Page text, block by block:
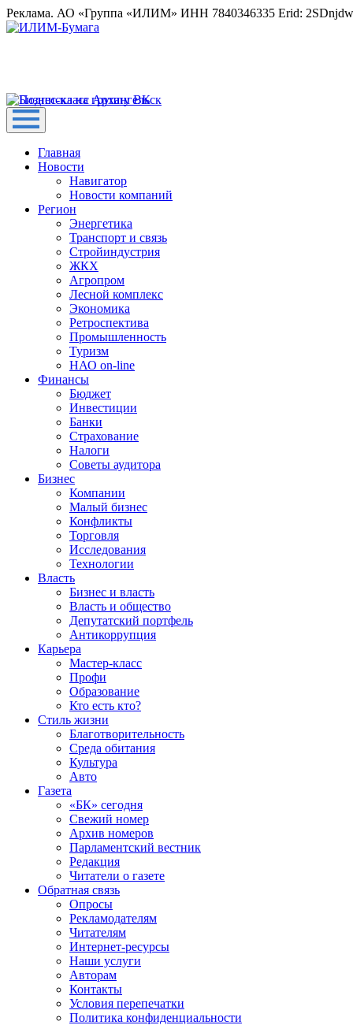
Реклама. АО «Группа «ИЛИМ» ИНН 7840346335 Erid:
Главная
Новости
Навигатор
Новости компаний
Регион
Энергетика
Транспорт и связь
Стройиндустрия
ЖКХ
Агропром
Лесной комплекс
Экономика
Ретроспектива
Промышленность
Туризм
НАО on-line
Финансы
Бюджет
Инвестиции
Банки
Страхование
Налоги
Советы аудитора
Бизнес
Компании
Малый бизнес
Конфликты
Торговля
Исследования
Технологии
Власть
Бизнес и власть
Власть и общество
Депутатский портфель
Антикоррупция
Карьера
Мастер-класс
Профи
Образование
Кто есть кто?
Стиль жизни
Благотворительность
Среда обитания
Культура
Авто
Газета
«БК» сегодня
Свежий номер
Архив номеров
Парламентский вестник
Редакция
Читатели о газете
Обратная связь
Опросы
Рекламодателям
Читателям
Интернет-ресурсы
Наши услуги
Авторам
Контакты
Условия перепечатки
Политика конфиденциальности